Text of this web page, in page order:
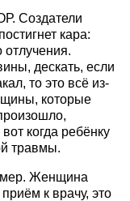
Создатели
кара:
отлучения.
дескать, если
то это всё из-
которые
когда ребёнку
травмы.
Женщина
к врачу, это